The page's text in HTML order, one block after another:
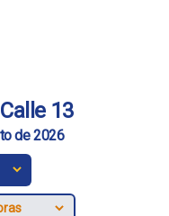
13
de 2026